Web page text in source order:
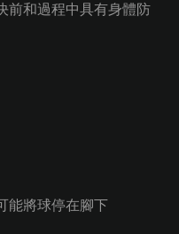
前和過程中具有身體防
能將球停在腳下